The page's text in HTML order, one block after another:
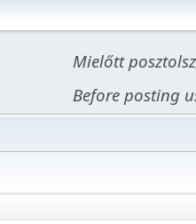
Mielőtt
Before posting